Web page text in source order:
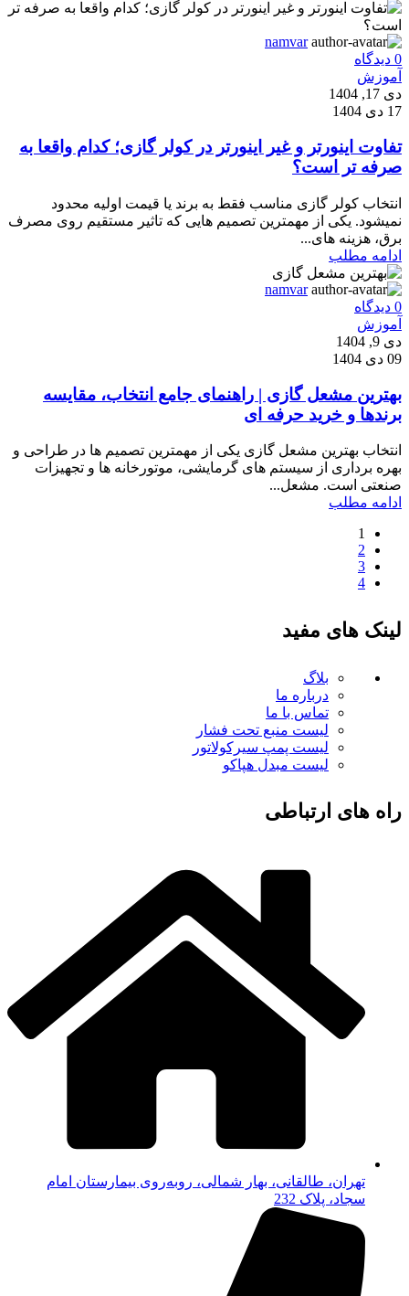
namvar
0 دیدگاه
آموزش
دی 17, 1404
17 دی 1404
تفاوت اینورتر و غیر اینورتر در کولر گازی؛ کدام واقعا به
صرفه تر است؟
انتخاب کولر گازی مناسب فقط به برند یا قیمت اولیه محدود
نمیشود. یکی از مهمترین تصمیم هایی که تاثیر مستقیم روی مصرف
برق، هزینه های...
ادامه مطلب
namvar
0 دیدگاه
آموزش
دی 9, 1404
09 دی 1404
بهترین مشعل گازی | راهنمای جامع انتخاب، مقایسه
برندها و خرید حرفه ای
انتخاب بهترین مشعل گازی یکی از مهمترین تصمیم ها در طراحی و
بهره برداری از سیستم های گرمایشی، موتورخانه ها و تجهیزات
صنعتی است. مشعل...
ادامه مطلب
1
2
3
4
لینک های مفید
بلاگ
درباره ما
تماس با ما
لیست منبع تحت فشار
لیست پمپ سیرکولاتور
لیست مبدل هپاکو
راه های ارتباطی
تهران، طالقانی، بهار شمالی، روبه‌روی بیمارستان امام
سجاد، پلاک 232